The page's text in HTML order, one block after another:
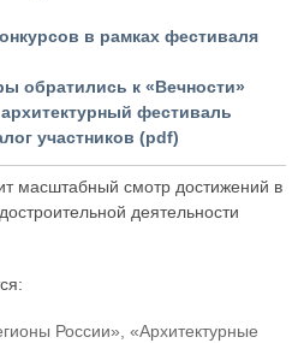
в рамках фестиваля
обратились к «Вечности»
фестиваль
участников (pdf)
масштабный смотр достижений в
деятельности
России», «Архитектурные